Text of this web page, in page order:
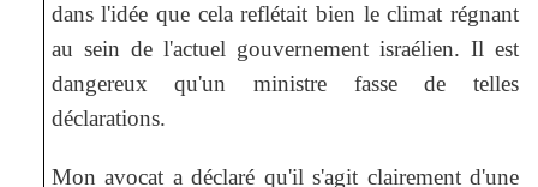
dans l'idée que cela reflétait bien le climat régnant
au sein de l'actuel gouvernement israélien. Il est
dangereux qu'un ministre fasse de telles
déclarations.
Mon avocat a déclaré qu'il s'agit clairement d'une